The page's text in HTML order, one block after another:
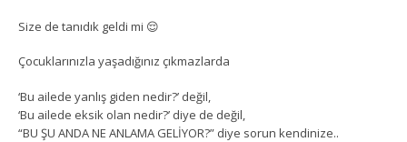
Size de tanıdık geldi mi 😌
Çocuklarınızla yaşadığınız çıkmazlarda
‘Bu ailede yanlış giden nedir?’ değil,
‘Bu ailede eksik olan nedir?’ diye de değil,
“BU ŞU ANDA NE ANLAMA GELİYOR?” diye sorun kendinize..